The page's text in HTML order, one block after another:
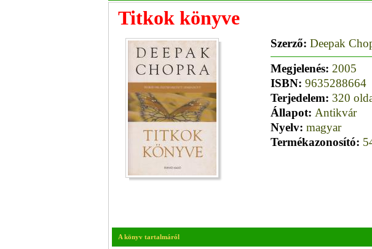
Titkok könyve
Szerző: Deepak
Megjelenés: 2005
ISBN: 9635288664
Terjedelem: 320
Állapot: Antikvár
Nyelv: magyar
Termékazonosító:
A könyv tartalmáról